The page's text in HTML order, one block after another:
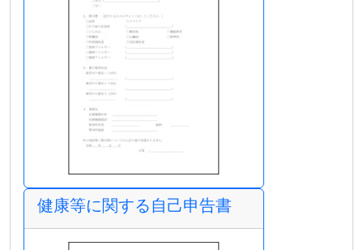
健康等に関する自己申告書